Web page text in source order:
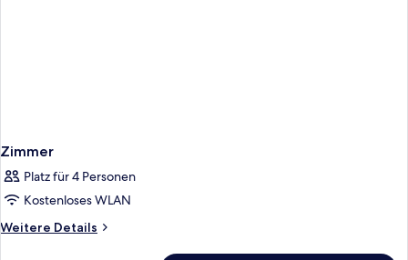
Zimmer
Platz für 4 Personen
Kostenloses WLAN
Weitere Details
Weitere